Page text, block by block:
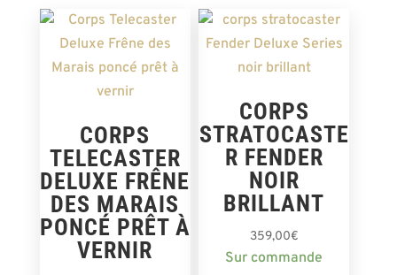
CORPS
TELECASTER
DELUXE FRÊNE
DES MARAIS
PONCÉ PRÊT À
VERNIR
CORPS
STRATOCASTE
R FENDER
NOIR
BRILLANT
359,00€
Sur commande